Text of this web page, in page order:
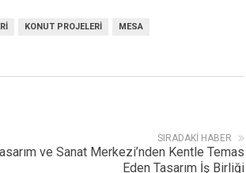
KONUT PROJELERI MESA
SIRADAKI HABER
ve Sanat Merkezi’nden Kentle Temas
Eden Tasarım İş Birliği